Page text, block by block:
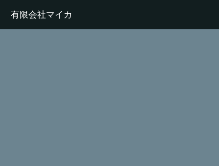
有限会社マイカ